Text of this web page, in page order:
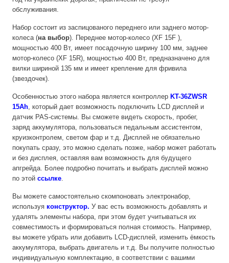
обслуживания.
Набор состоит из заспицованого переднего или заднего мотор-
колеса (на выбор). Переднее мотор-колесо (XF 15F ),
мощностью 400 Вт, имеет посадочную ширину 100 мм, заднее
мотор-колесо (XF 15R), мощностью 400 Вт, предназначено для
вилки шириной 135 мм и имеет крепление для фривила
(звездочек).
Особенностью этого набора является контроллер KT-36ZWSR
15Ah , который дает возможность подключить LCD дисплей и
датчик PAS-системы. Вы сможете видеть скорость, пробег,
заряд аккумулятора, пользоваться педальным ассистентом,
круизконтролем, светом фар и т.д. Дисплей не обязательно
покупать сразу, это можно сделать позже, набор может работать
и без дисплея, оставляя вам возможность для будущего
апгрейда. Более подробно почитать и выбрать дисплей можно
по этой ссылке
Вы можете самостоятельно скомпоновать электронабор,
используя конструктор. У вас есть возможность добавлять и
удалять элементы набора, при этом будет учитываться их
совместимость и формироваться полная стоимость. Например,
вы можете убрать или добавить LCD-дисплей, изменить ёмкость
аккумулятора, выбрать двигатель и т.д. Вы получите полностью
индивидуальную комплектацию, в соответствии с вашими